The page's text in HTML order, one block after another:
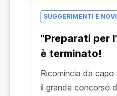
SUGGERIMENTI E
"Preparati per
è terminato!
Ricomincia da
il grande concorso